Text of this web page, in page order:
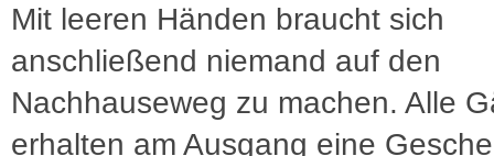
Mit leeren Händen braucht sich
anschließend niemand auf den
Nachhauseweg zu machen. Alle
erhalten am Ausgang eine